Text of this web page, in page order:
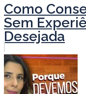
Como
Sem
Desejada